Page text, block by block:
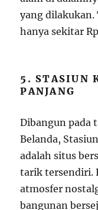
yang dilakukan.
hanya sekitar
5. STASIUN
PANJANG
Dibangun pada
Belanda,
adalah situs
tarik tersendiri.
atmosfer
bangunan